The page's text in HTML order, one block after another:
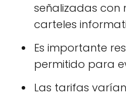
señalizadas con
carteles
Es importante
permitido para
Las tarifas